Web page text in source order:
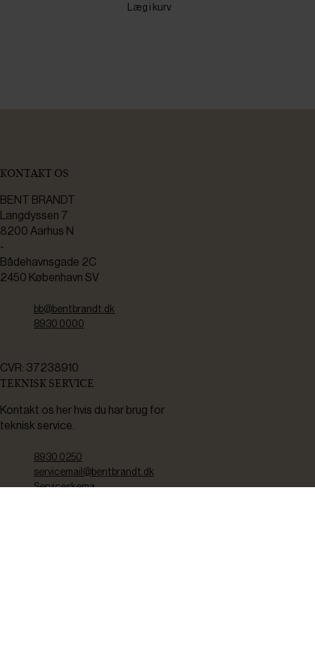
Læg i kurv
KONTAKT OS
BENT BRANDT
Langdyssen 7
8200 Aarhus N
-
Bådehavnsgade 2C
2450 København SV
bb@bentbrandt.dk
8930 0000
CVR: 37238910
TEKNISK SERVICE
Kontakt os her hvis du har brug for
teknisk service.
8930 0250
servicemail@bentbrandt.dk
Serviceskema